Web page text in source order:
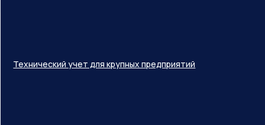
Технический учет для крупных предприятий